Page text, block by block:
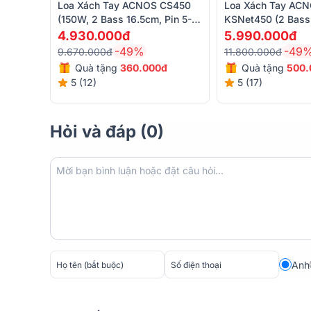
Loa Xách Tay ACNOS CS450
(150W, 2 Bass 16.5cm, Pin 5-
7h)
4.930.000đ
9.670.000đ -49%
Quà tặng 360.000đ
5 (12)
Loa Xách Tay
KSNet450 (2
Kèm 2 Micro, Pin
5.990.000đ
11.800.000đ -
Quà tặng
5 (17)
Hỏi và đáp (0)
Anh